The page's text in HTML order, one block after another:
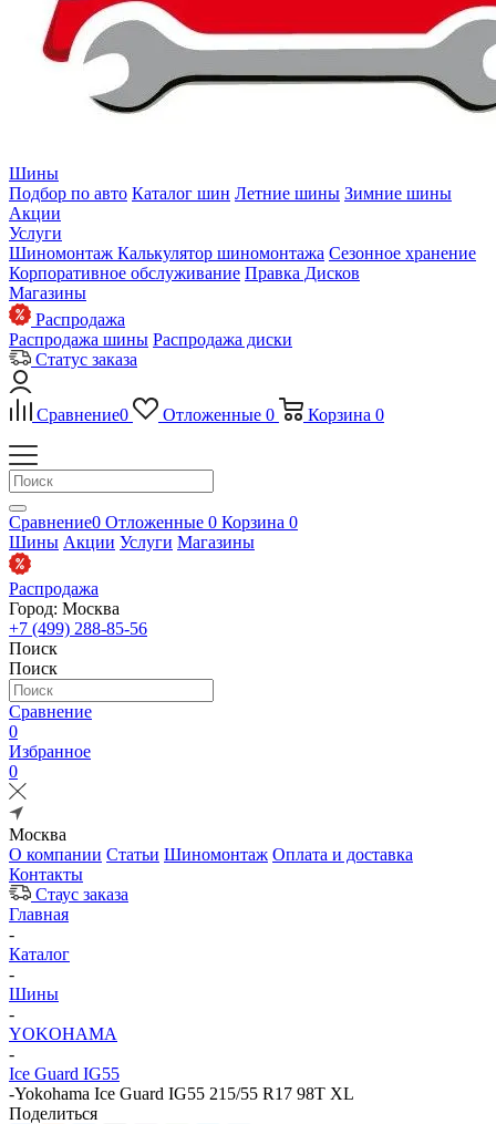
Шины
Подбор по авто Каталог шин Летние шины Зимние шины
Акции
Услуги
Шиномонтаж Калькулятор шиномонтажа Сезонное хранение
Корпоративное обслуживание Правка Дисков
Магазины
Распродажа
Распродажа шины Распродажа диски
Статус заказа
Сравнение0 Отложенные 0 Корзина 0
Сравнение0 Отложенные 0 Корзина 0
Шины Акции Услуги Магазины
Распродажа
Город: Москва
+7 (499) 288-85-56
Поиск
Поиск
Сравнение
0
Избранное
0
Москва
О компании Статьи Шиномонтаж Оплата и доставка
Контакты
Стаус заказа
Главная
-
Каталог
-
Шины
-
YOKOHAMA
-
Ice Guard IG55
-Yokohama Ice Guard IG55 215/55 R17 98T XL
Поделиться